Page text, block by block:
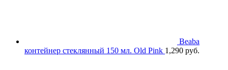
Beaba
контейнер стеклянный 150 мл. Old Pink 1,290 руб.